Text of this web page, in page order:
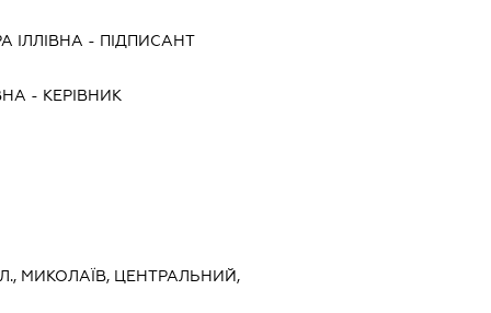
ІЛЛІВНА - ПІДПИСАНТ
- КЕРІВНИК
МИКОЛАЇВ, ЦЕНТРАЛЬНИЙ,